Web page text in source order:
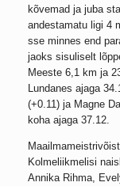
kõvemad ja juba
andestamatu ligi 4
sse minnes end
jaoks sisuliselt
Meeste 6,1 km ja
Lundanes ajaga
(+0.11) ja Magne
koha ajaga 37.12.
Kolmeliikmelisi
Annika Rihma,